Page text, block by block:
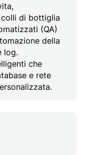
di bottiglia
(QA)
della
log.
che
e rete